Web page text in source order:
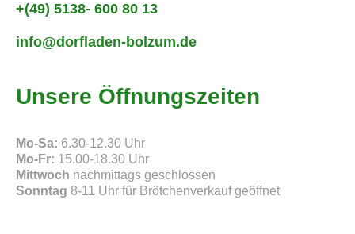
+(49) 5138- 600 80 13
info@dorfladen-bolzum.de
Unsere Öffnungszeiten
Mo-Sa: 6.30-12.30 Uhr
Mo-Fr: 15.00-18.30 Uhr
Mittwoch nachmittags geschlossen
Sonntag 8-11 Uhr für Brötchenverkauf geöffnet